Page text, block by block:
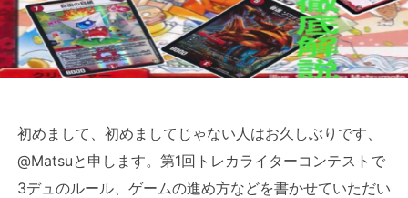
初めまして、初めましてじゃない人はお久しぶりです、
@Matsuと申します。第1回トレカライターコンテストで
3デュのルール、ゲームの進め方などを書かせていただい